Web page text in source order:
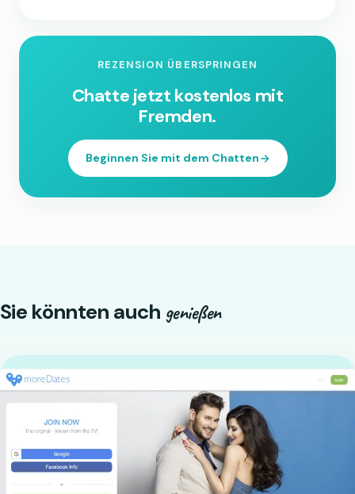
REZENSION ÜBERSPRINGEN
Chatte jetzt kostenlos mit
Fremden.
Beginnen Sie mit dem Chatten
Sie könnten auch genießen